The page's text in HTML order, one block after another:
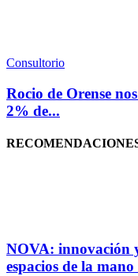
Consultorio
Rocio de Orense
2% de...
NOVA: innovación
espacios de la mano